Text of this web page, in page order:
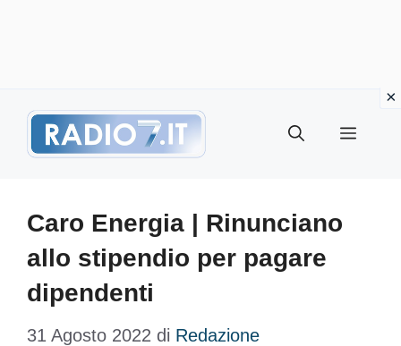
Menu
Caro Energia | Rinunciano
allo stipendio per pagare
dipendenti
31 Agosto 2022 di Redazione